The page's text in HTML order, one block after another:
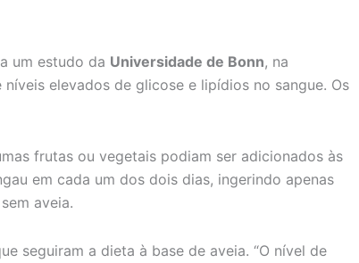
um estudo da Universidade de Bonn, na
elevados de glicose e lipídios no sangue. Os
frutas ou vegetais podiam ser adicionados às
em cada um dos dois dias, ingerindo apenas
aveia.
seguiram a dieta à base de aveia. “O nível de